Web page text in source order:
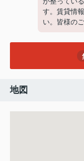
す。賃貸情
い。皆様の
地図